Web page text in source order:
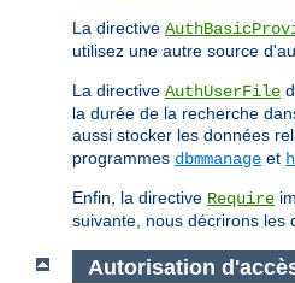
La directive
utilisez une autre source
La directive AuthUserFile
la durée de la recherche
aussi stocker les données
programmes dbmmanage et
Enfin, la directive Require
suivante, nous décrirons les
Autorisation